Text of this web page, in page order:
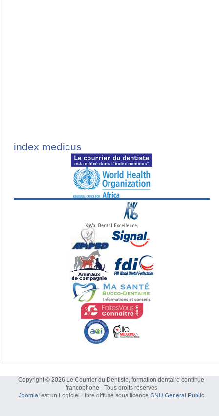
index medicus
Copyright © 2026 Le Courrier du Dentiste, formation dentaire continue
francophone - Tous droits réservés
Joomla!est un Logiciel Libre diffusé sous licence GNU General Public